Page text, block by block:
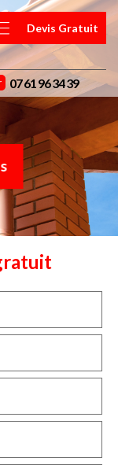
Devis Gratuit
07 61 96 34 39